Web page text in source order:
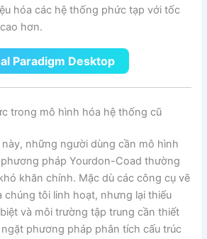
hóa các hệ thống phức tạp với tốc
hơn.
Paradigm Desktop
trong mô hình hóa hệ thống cũ
những người dùng cần mô hình
pháp Yourdon-Coad thường
khăn chính. Mặc dù các công cụ vẽ
chúng tôi linh hoạt, nhưng lại thiếu
và môi trường tập trung cần thiết
phương pháp phân tích cấu trúc